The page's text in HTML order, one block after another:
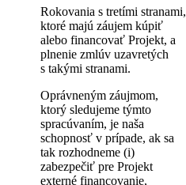
Rokovania s tretími stranami,
ktoré majú záujem kúpiť
alebo financovať Projekt, a
plnenie zmlúv uzavretých
s takými stranami.
Oprávneným záujmom,
ktorý sledujeme týmto
spracúvaním, je naša
schopnosť v prípade, ak sa
tak rozhodneme (i)
zabezpečiť pre Projekt
externé financovanie,